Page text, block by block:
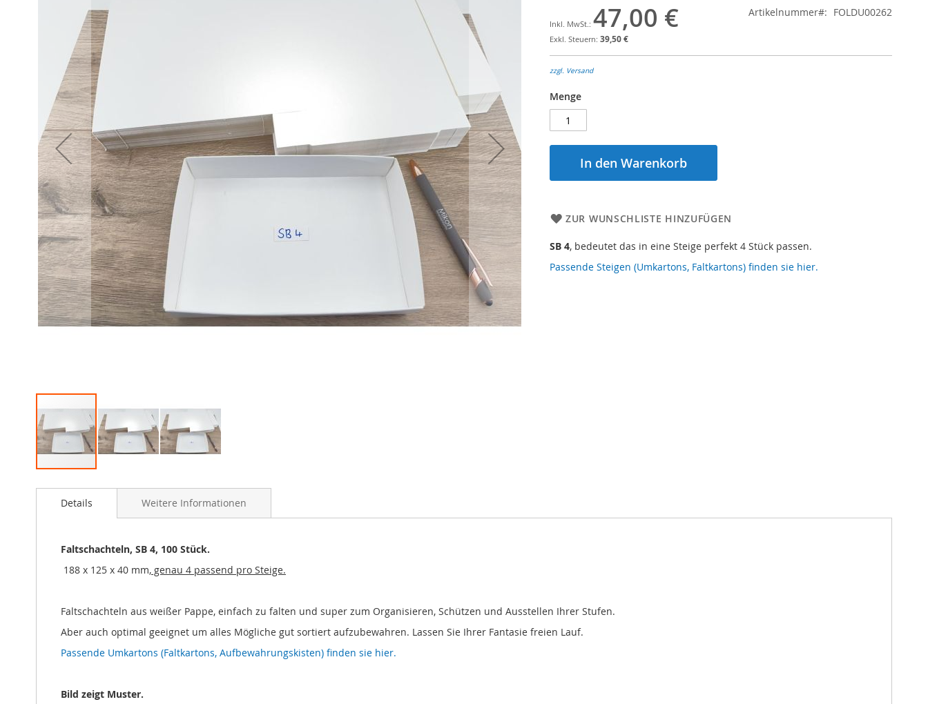
Anfang
47,00 €
39,50 €
Artikelnummer FOLDU00262
zzgl. Versand
Menge
In den Warenkorb
ZUR WUNSCHLISTE HINZUFÜGEN
SB 4, bedeutet das in eine Steige perfekt 4 Stück passen.
Passende Steigen (Umkartons, Faltkartons) finden sie hier.
Details
Faltschachteln, SB 4, 100 Stück.
188 x 125 x 40 mm, genau 4 passend pro Steige.
Faltschachteln aus weißer Pappe, einfach zu falten und super zum Organisieren, Schützen und Ausstellen Ihrer Stufen.
Aber auch optimal geeignet um alles Mögliche gut sortiert aufzubewahren. Lassen Sie Ihrer Fantasie freien Lauf.
Passende Umkartons (Faltkartons, Aufbewahrungskisten) finden sie hier.
Bild zeigt Muster.
Weitere Informationen